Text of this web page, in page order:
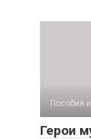
Пособия
Герои